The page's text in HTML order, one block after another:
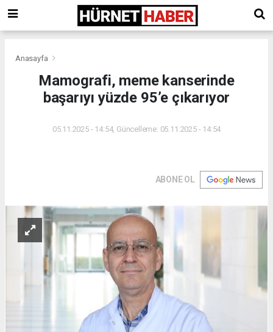
Anasayfa
Mamografi, meme kanserinde
başarıyı yüzde 95’e çıkarıyor
05.11.2025 - 14:54, Güncelleme: 05.11.2025 - 14:54
ABONE OL